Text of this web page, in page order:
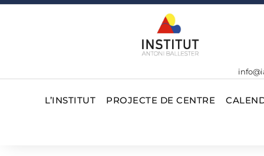
L’INSTITUT PROJECTE DE CENTRE